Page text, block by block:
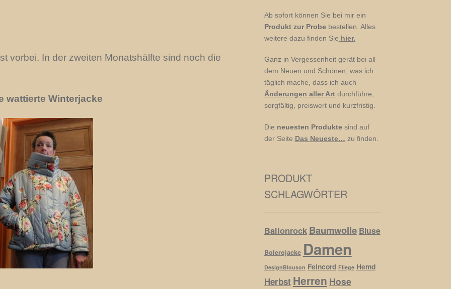
vorbei. In der zweiten Monatshälfte sind noch die
wattierte Winterjacke
Ab sofort können Sie bei mir ein
Produkt zur Probebestellen. Alles
weitere dazu finden Sie hier.
Ganz in Vergessenheit gerät bei all
dem Neuen und Schönen, was ich
täglich mache, dass ich auch
Änderungen aller Artdurchführe,
sorgfältig, preiswert und kurzfristig.
Die neuesten Produktesind auf
der Seite Das Neueste… zu finden.
PRODUKT
SCHLAGWÖRTER
Ballonrock Baumwolle Bluse
Bolerojacke Damen
DesignBlouson Feincord Fliege Hemd
Herbst Herren Hose